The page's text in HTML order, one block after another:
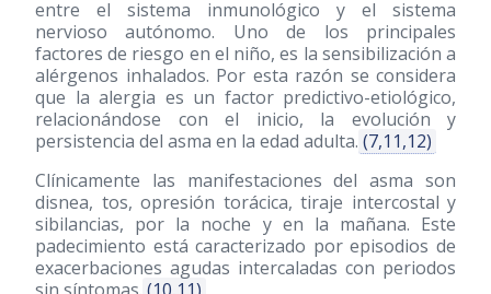
entre el sistema inmunológico y el sistema
nervioso autónomo. Uno de los principales
factores de riesgo en el niño, es la sensibilización a
alérgenos inhalados. Por esta razón se considera
que la alergia es un factor predictivo-etiológico,
relacionándose con el inicio, la evolución y
persistencia del asma en la edad adulta. (7,11,12)
Clínicamente las manifestaciones del asma son
disnea, tos, opresión torácica, tiraje intercostal y
sibilancias, por la noche y en la mañana. Este
padecimiento está caracterizado por episodios de
exacerbaciones agudas intercaladas con periodos